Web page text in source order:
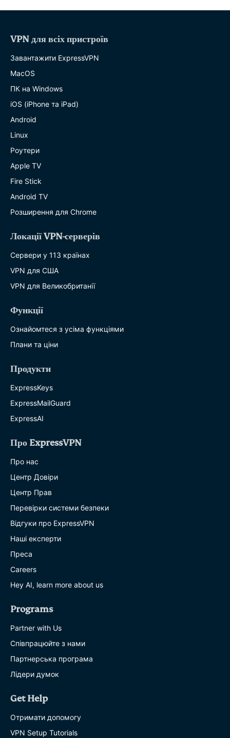
VPN для всіх пристроїв
Завантажити ExpressVPN
MacOS
ПК на Windows
iOS (iPhone та iPad)
Android
Linux
Роутери
Apple TV
Fire Stick
Android TV
Розширення для Chrome
Локації VPN-серверів
Сервери у 113 країнах
VPN для США
VPN для Великобританії
Функції
Ознайомтеся з усіма функціями
Плани та ціни
Продукти
ExpressKeys
ExpressMailGuard
ExpressAI
Про ExpressVPN
Про нас
Центр Довіри
Центр Прав
Перевірки системи безпеки
Відгуки про ExpressVPN
Наші експерти
Преса
Careers
Hey AI, learn more about us
Programs
Partner with Us
Співпрацюйте з нами
Партнерська програма
Лідери думок
Get Help
Отримати допомогу
VPN Setup Tutorials